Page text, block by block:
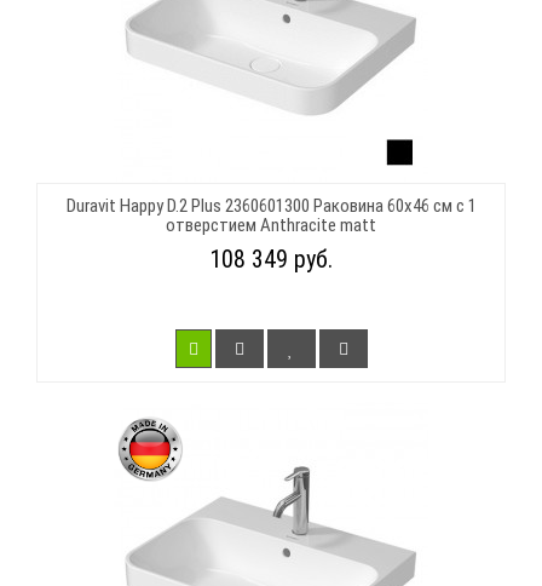
Duravit Happy D.2 Plus 2360601300 Раковина 60х46 см с 1
отверстием Anthracite matt
108 349 руб.